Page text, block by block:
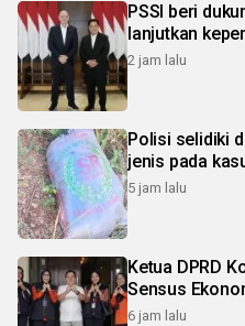
PSSI beri
lanjutkan
2 jam lalu
Polisi selidiki
jenis pada
5 jam lalu
Ketua DPRD
Sensus
6 jam lalu